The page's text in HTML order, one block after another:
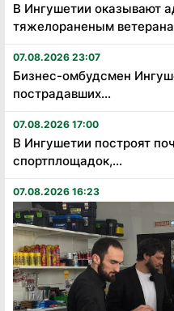
В Ингушетии оказывают
тяжелораненым
07.08.2026 23:07
Бизнес-омбудсмен
пострадавших...
07.08.2026 17:00
В Ингушетии построят
спортплощадок,...
07.08.2026 16:23